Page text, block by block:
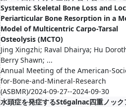
Systemic Skeletal Bone Loss and
Periarticular Bone Resorption in a
Model of Multicentric Carpo-Tarsal
Osteolysis (MCTO)
Jing Xingzhi; Raval Dhairya; Hu
Berry Shawn; ...
Annual Meeting of the American-
for-Bone-and-Mineral-Research
(ASBMR)/2024-09-27--2024-09-30
水頭症を発症するSt6galnac四重ノック